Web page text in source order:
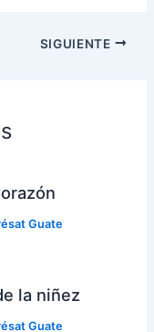
SIGUIENTE
Guate
la niñez
Guate